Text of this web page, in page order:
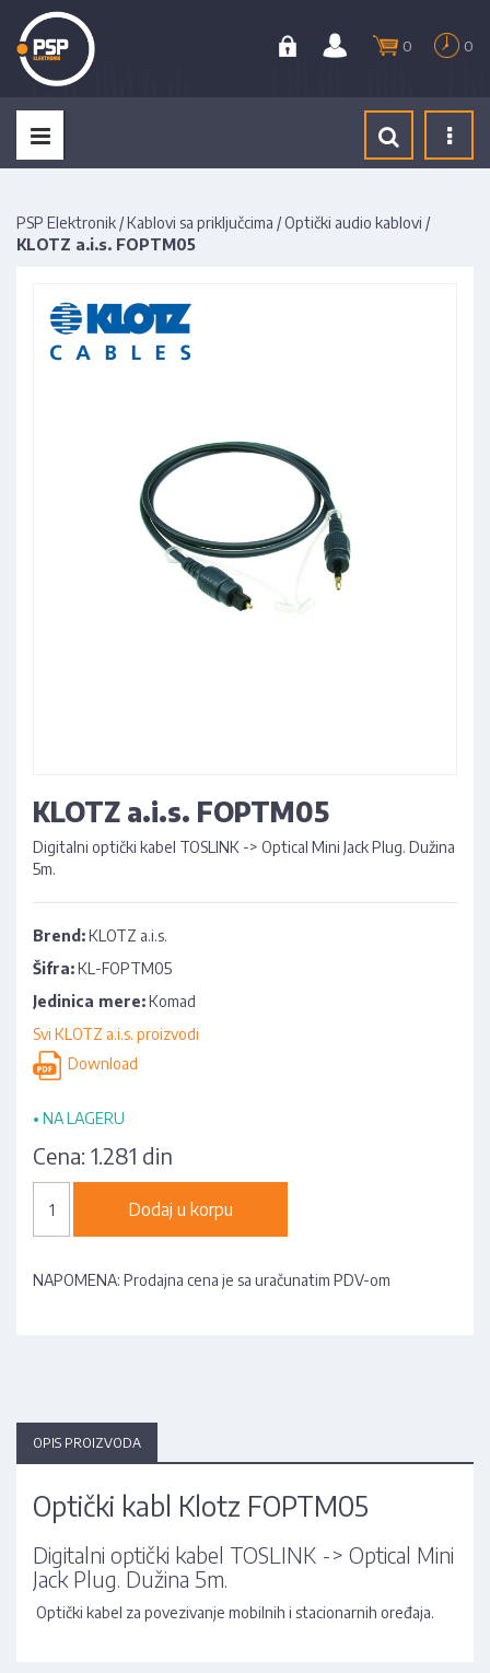
0 0
PSP Elektronik /Kablovi sa priključcima /Optički audio kablovi /
KLOTZ a.i.s. FOPTM05
KLOTZ a.i.s. FOPTM05
Digitalni optički kabel TOSLINK -> Optical Mini Jack Plug. Dužina
5m.
Brend:KLOTZ a.i.s.
Šifra:KL-FOPTM05
Jedinica mere:Komad
Svi KLOTZ a.i.s. proizvodi
Download
• NA LAGERU
Cena: 1.281 din
Dodaj u korpu
NAPOMENA: Prodajna cena je sa uračunatim PDV-om
OPIS PROIZVODA
Optički kabl Klotz FOPTM05
Digitalni optički kabel TOSLINK -> Optical Mini
Jack Plug. Dužina 5m.
Optički kabel za povezivanje mobilnih i stacionarnih oređaja.